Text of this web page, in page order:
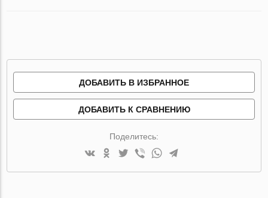
ДОБАВИТЬ В ИЗБРАННОЕ
ДОБАВИТЬ К СРАВНЕНИЮ
Поделитесь: